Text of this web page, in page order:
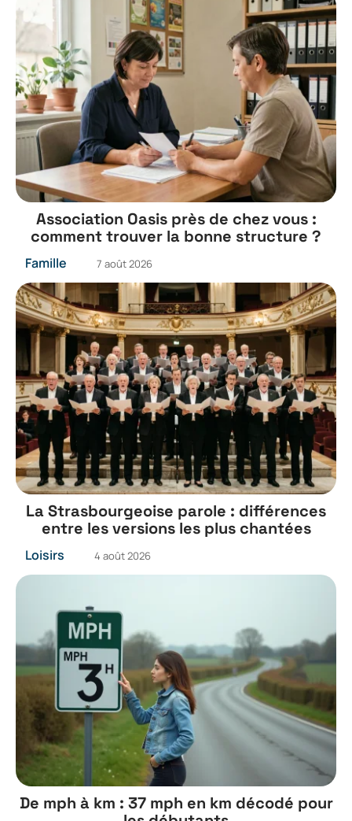
Association Oasis près de chez vous :
comment trouver la bonne structure ?
Famille 7 août 2026
La Strasbourgeoise parole : différences
entre les versions les plus chantées
Loisirs 4 août 2026
De mph à km : 37 mph en km décodé pour